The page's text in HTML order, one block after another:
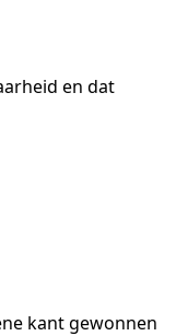
en dat
kant gewonnen